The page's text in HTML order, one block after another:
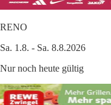
RENO
Sa. 1.8. - Sa. 8.8.2026
Nur noch heute gültig